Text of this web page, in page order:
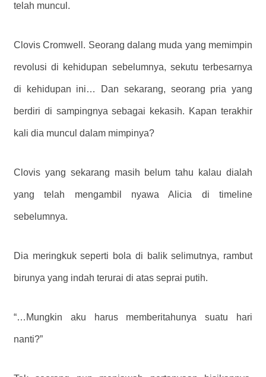
telah muncul.
Clovis Cromwell. Seorang dalang muda yang memimpin
revolusi di kehidupan sebelumnya, sekutu terbesarnya
di kehidupan ini… Dan sekarang, seorang pria yang
berdiri di sampingnya sebagai kekasih. Kapan terakhir
kali dia muncul dalam mimpinya?
Clovis yang sekarang masih belum tahu kalau dialah
yang telah mengambil nyawa Alicia di timeline
sebelumnya.
Dia meringkuk seperti bola di balik selimutnya, rambut
birunya yang indah terurai di atas seprai putih.
“…Mungkin aku harus memberitahunya suatu hari
nanti?”